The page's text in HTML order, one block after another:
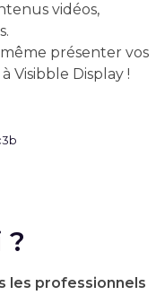
vidéos,
présenter vos
Visibble Display !
?
les professionnels